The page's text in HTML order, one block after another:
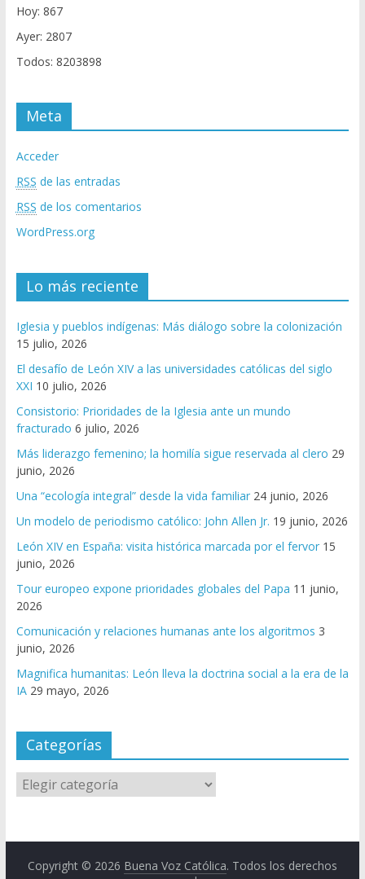
Hoy: 867
Ayer: 2807
Todos: 8203898
Meta
Acceder
RSS de las entradas
RSS de los comentarios
WordPress.org
Lo más reciente
Iglesia y pueblos indígenas: Más diálogo sobre la colonización
15 julio, 2026
El desafío de León XIV a las universidades católicas del siglo
XXI 10 julio, 2026
Consistorio: Prioridades de la Iglesia ante un mundo
fracturado 6 julio, 2026
Más liderazgo femenino; la homilía sigue reservada al clero 29
junio, 2026
Una “ecología integral” desde la vida familiar 24 junio, 2026
Un modelo de periodismo católico: John Allen Jr. 19 junio, 2026
León XIV en España: visita histórica marcada por el fervor 15
junio, 2026
Tour europeo expone prioridades globales del Papa 11 junio,
2026
Comunicación y relaciones humanas ante los algoritmos 3
junio, 2026
Magnifica humanitas: León lleva la doctrina social a la era de la
IA 29 mayo, 2026
Categorías
Copyright © 2026 Buena Voz Católica. Todos los derechos